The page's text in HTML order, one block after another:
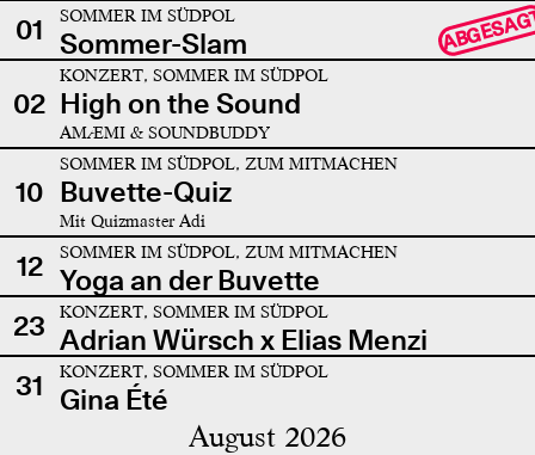
01 SOMMER IM SÜDPOL
Sommer-Slam
02
KONZERT, SOMMER IM SÜDPOL
High on the Sound
AMÆMI & SOUNDBUDDY
10
SOMMER IM SÜDPOL, ZUM MITMACHEN
Buvette-Quiz
Mit Quizmaster Adi
12 SOMMER IM SÜDPOL, ZUM MITMACHEN
Yoga an der Buvette
23
KONZERT, SOMMER IM SÜDPOL
Adrian Würsch x Elias Menzi
31
KONZERT, SOMMER IM SÜDPOL
Gina Été
August 2026